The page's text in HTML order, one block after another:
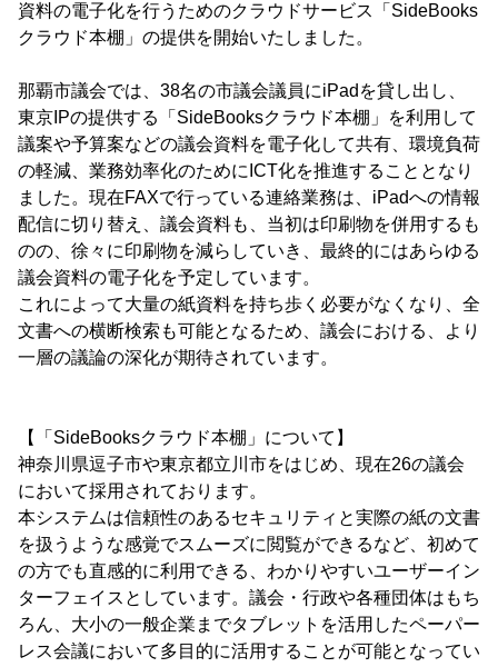
資料の電子化を行うためのクラウドサービス「SideBooks
クラウド本棚」の提供を開始いたしました。
那覇市議会では、38名の市議会議員にiPadを貸し出し、
東京IPの提供する「SideBooksクラウド本棚」を利用して
議案や予算案などの議会資料を電子化して共有、環境負荷
の軽減、業務効率化のためにICT化を推進することとなり
ました。現在FAXで行っている連絡業務は、iPadへの情報
配信に切り替え、議会資料も、当初は印刷物を併用するも
のの、徐々に印刷物を減らしていき、最終的にはあらゆる
議会資料の電子化を予定しています。
これによって大量の紙資料を持ち歩く必要がなくなり、全
文書への横断検索も可能となるため、議会における、より
一層の議論の深化が期待されています。
【「SideBooksクラウド本棚」について】
神奈川県逗子市や東京都立川市をはじめ、現在26の議会
において採用されております。
本システムは信頼性のあるセキュリティと実際の紙の文書
を扱うような感覚でスムーズに閲覧ができるなど、初めて
の方でも直感的に利用できる、わかりやすいユーザーイン
ターフェイスとしています。議会・行政や各種団体はもち
ろん、大小の一般企業までタブレットを活用したペーパー
レス会議において多目的に活用することが可能となってい